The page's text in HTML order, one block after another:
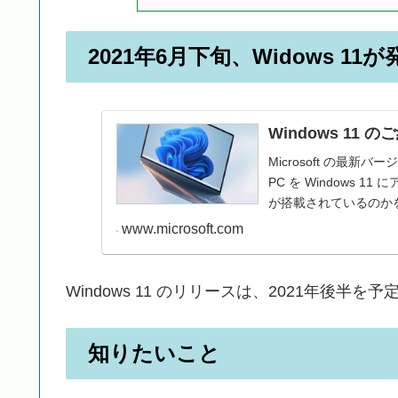
2021年6月下旬、Widows 11が
Windows 11 の
Microsoft の最新バー
PC を Windows 11 に
が搭載されているのか
www.microsoft.com
Windows 11 のリリースは、2021年後半を予
知りたいこと